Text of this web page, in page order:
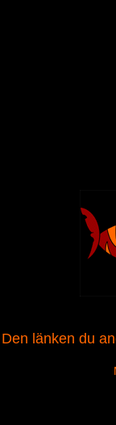
länken du